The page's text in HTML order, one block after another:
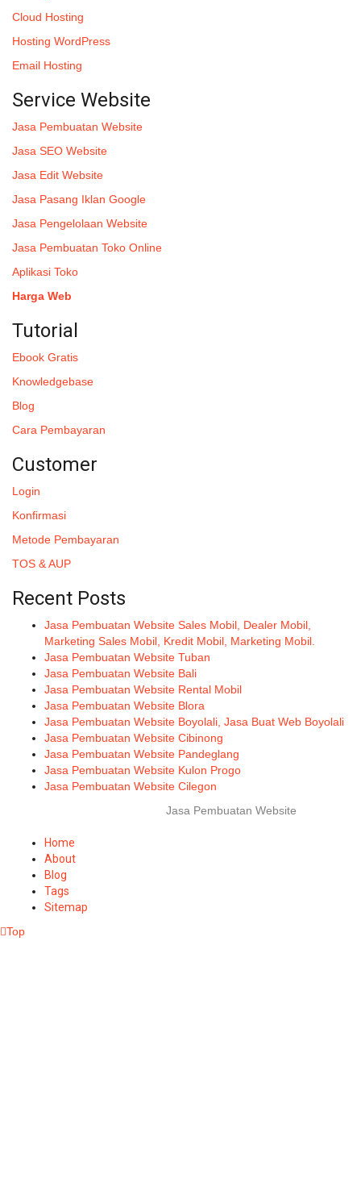
Cloud Hosting
Hosting WordPress
Email Hosting
Service Website
Jasa Pembuatan Website
Jasa SEO Website
Jasa Edit Website
Jasa Pasang Iklan Google
Jasa Pengelolaan Website
Jasa Pembuatan Toko Online
Aplikasi Toko
Harga Web
Tutorial
Ebook Gratis
Knowledgebase
Blog
Cara Pembayaran
Customer
Login
Konfirmasi
Metode Pembayaran
TOS & AUP
Recent Posts
Jasa Pembuatan Website Sales Mobil, Dealer Mobil,
Marketing Sales Mobil, Kredit Mobil, Marketing Mobil.
Jasa Pembuatan Website Tuban
Jasa Pembuatan Website Bali
Jasa Pembuatan Website Rental Mobil
Jasa Pembuatan Website Blora
Jasa Pembuatan Website Boyolali, Jasa Buat Web Boyolali
Jasa Pembuatan Website Cibinong
Jasa Pembuatan Website Pandeglang
Jasa Pembuatan Website Kulon Progo
Jasa Pembuatan Website Cilegon
Jasa Pembuatan Website
Home
About
Blog
Tags
Sitemap
Top